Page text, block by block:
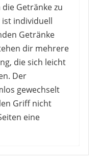
Getränke zu
individuell
Getränke
dir mehrere
die sich leicht
Der
gewechselt
Griff nicht
eine
positive